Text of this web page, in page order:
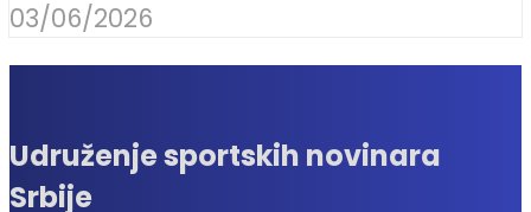
03/06/2026
Udruženje sportskih novinara
Srbije